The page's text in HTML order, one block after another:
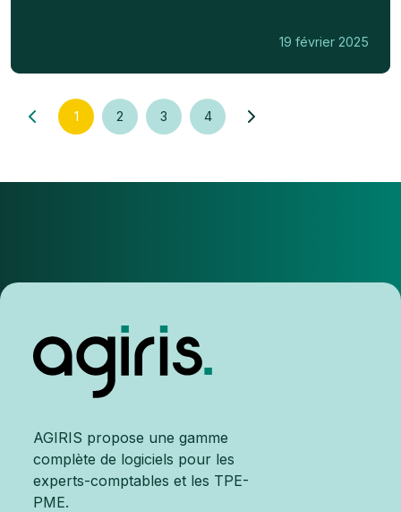
19 février 2025
1 2 3 4
AGIRIS propose une gamme
complète de logiciels pour les
experts-comptables et les TPE-
PME.